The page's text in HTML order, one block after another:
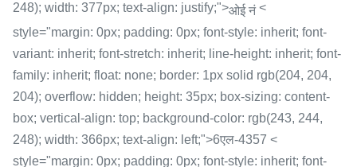
248); width: 377px; text-align: justify;">ओई नं<
style="margin: 0px; padding: 0px; font-style: inherit; font-
variant: inherit; font-stretch: inherit; line-height: inherit; font-
family: inherit; float: none; border: 1px solid rgb(204, 204,
204); overflow: hidden; height: 35px; box-sizing: content-
box; vertical-align: top; background-color: rgb(243, 244,
248); width: 366px; text-align: left;">6एल-4357 <
style="margin: 0px; padding: 0px; font-style: inherit; font-